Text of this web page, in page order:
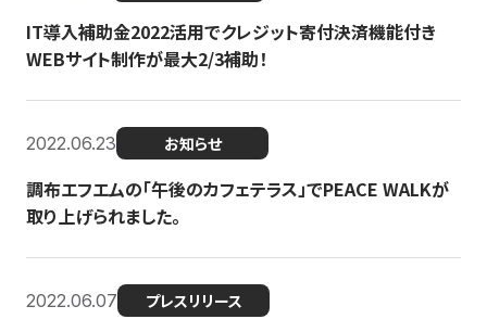
IT導入補助金2022活用でクレジット寄付決済機能付き
WEBサイト制作が最大2/3補助！
2022.06.23 お知らせ
調布エフエムの「午後のカフェテラス」でPEACE WALKが
取り上げられました。
2022.06.07 プレスリリース